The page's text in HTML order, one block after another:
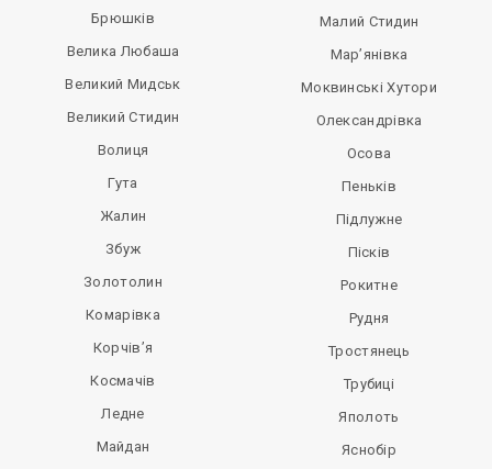
Брюшків
Велика Любаша
Великий Мидськ
Великий Стидин
Волиця
Гута
Жалин
Збуж
Золотолин
Комарівка
Корчів’я
Космачів
Ледне
Майдан
Малий Стидин
Мар’янівка
Моквинські Хутори
Олександрівка
Осова
Пеньків
Підлужне
Пісків
Рокитне
Рудня
Тростянець
Трубиці
Яполоть
Яснобір